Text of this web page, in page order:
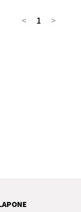
して掘ることになっ
というクロちゃん
< 1 >